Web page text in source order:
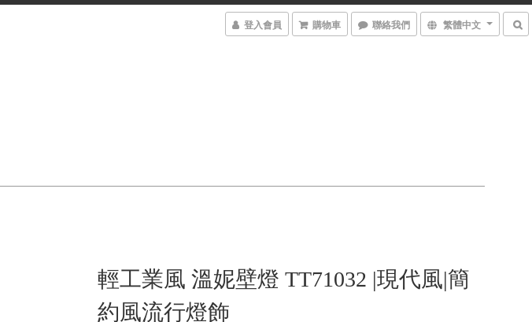
登入會員 購物車 聯絡我們 繁體中文
輕工業風 溫妮壁燈 TT71032 |現代風|簡
約風流行燈飾